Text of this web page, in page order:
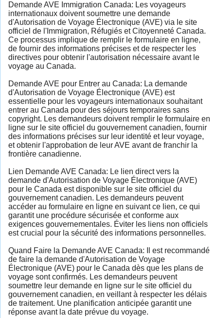
Demande AVE Immigration Canada: Les voyageurs
internationaux doivent soumettre une demande
d'Autorisation de Voyage Électronique (AVE) via le site
officiel de l'Immigration, Réfugiés et Citoyenneté Canada.
Ce processus implique de remplir le formulaire en ligne,
de fournir des informations précises et de respecter les
directives pour obtenir l'autorisation nécessaire avant le
voyage au Canada.
Demande AVE pour Entrer au Canada: La demande
d'Autorisation de Voyage Électronique (AVE) est
essentielle pour les voyageurs internationaux souhaitant
entrer au Canada pour des séjours temporaires sans
copyright. Les demandeurs doivent remplir le formulaire en
ligne sur le site officiel du gouvernement canadien, fournir
des informations précises sur leur identité et leur voyage,
et obtenir l'approbation de leur AVE avant de franchir la
frontière canadienne.
Lien Demande AVE Canada: Le lien direct vers la
demande d'Autorisation de Voyage Électronique (AVE)
pour le Canada est disponible sur le site officiel du
gouvernement canadien. Les demandeurs peuvent
accéder au formulaire en ligne en suivant ce lien, ce qui
garantit une procédure sécurisée et conforme aux
exigences gouvernementales. Éviter les liens non officiels
est crucial pour la sécurité des informations personnelles.
Quand Faire la Demande AVE Canada: Il est recommandé
de faire la demande d'Autorisation de Voyage
Électronique (AVE) pour le Canada dès que les plans de
voyage sont confirmés. Les demandeurs peuvent
soumettre leur demande en ligne sur le site officiel du
gouvernement canadien, en veillant à respecter les délais
de traitement. Une planification anticipée garantit une
réponse avant la date prévue du voyage.